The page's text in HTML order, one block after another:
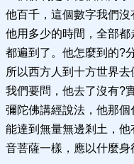
他百千，這個數字我們沒
他用多少的時間，全部
都遍到了。他怎麼到的?
所以西方人到十方世界去
我們要問，他去了沒有?
彌陀佛講經說法，他那個
能達到無量無邊剎土，
音菩薩一樣，應以什麼身